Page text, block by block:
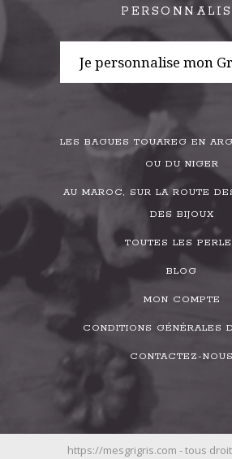
Je personnalise mon
LES BAGUES TOUAREG EN
OU DU NIGER
AU MAROC, SUR LA ROUTE
DES BIJOUX
TOUTES LES
BLOG
MON COMPTE
CONDITIONS GÉNÉRALES
CONTACTEZ-NOUS
https://mesgrigris.com - tous